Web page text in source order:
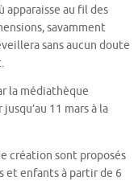
apparaisse au fil des
savamment
sans aucun doute
la médiathèque
11 mars à la
création sont proposés
et enfants à partir de 6